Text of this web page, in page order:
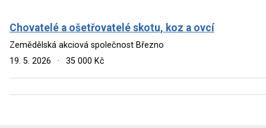
Chovatelé a ošetřovatelé skotu, koz a ovcí
Zemědělská akciová společnost Březno
19. 5. 2026
· 35 000 Kč